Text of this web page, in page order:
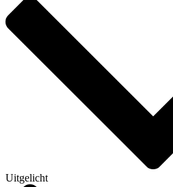
Uitgelicht